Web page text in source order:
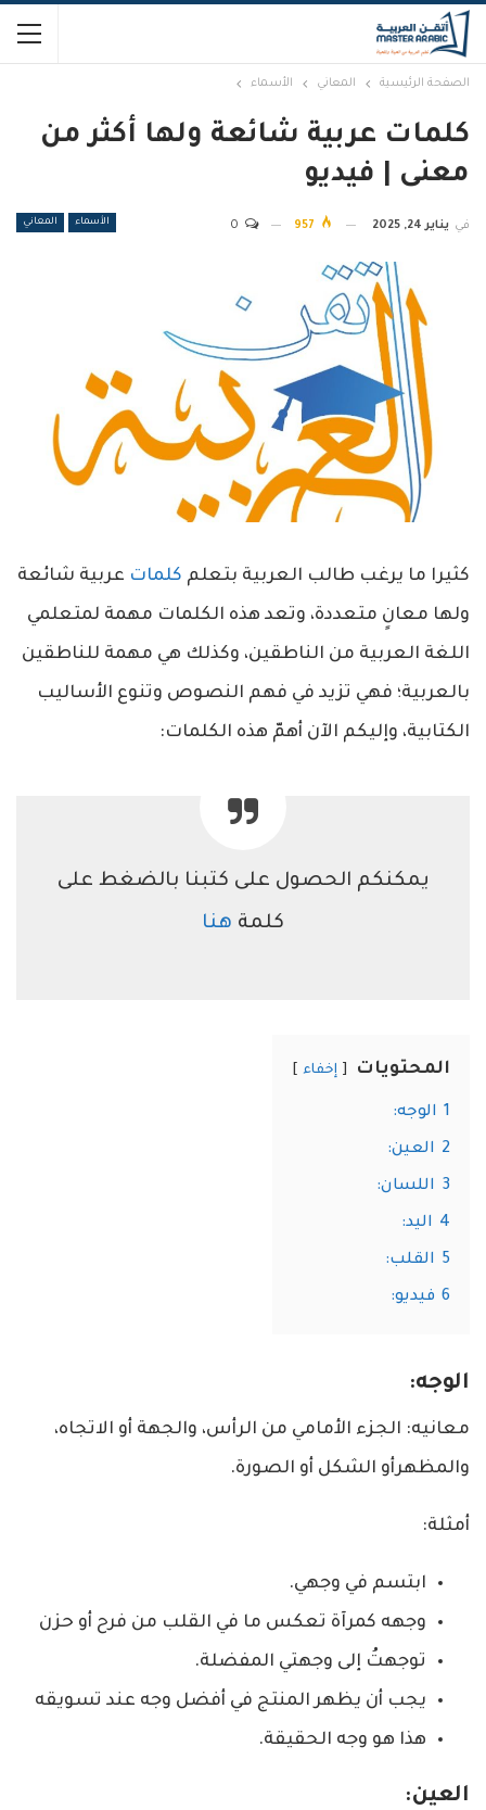
الصفحة الرئيسية المعاني الأسماء
كلمات عربية شائعة ولها أكثر من
معنى | فيديو
الأسماء المعاني في يناير 24, 2025
كثيرا ما يرغب طالب العربية بتعلم كلمات عربية شائعة
ولها معانٍ متعددة، وتعد هذه الكلمات مهمة لمتعلمي
اللغة العربية من الناطقين، وكذلك هي مهمة للناطقين
بالعربية؛ فهي تزيد في فهم النصوص وتنوع الأساليب
الكتابية، وإليكم الآن أهمّ هذه الكلمات:
يمكنكم الحصول على كتبنا بالضغط على
كلمة هنا
المحتويات إخفاء
1 الوجه:
2 العين:
3 اللسان:
4 اليد:
5 القلب:
6 فيديو:
الوجه:
معانيه: الجزء الأمامي من الرأس، والجهة أو الاتجاه،
والمظهرأو الشكل أو الصورة.
أمثلة:
ابتسم في وجهي.
وجهه كمرآة تعكس ما في القلب من فرح أو حزن
توجهتُ إلى وجهتي المفضلة.
يجب أن يظهر المنتج في أفضل وجه عند تسويقه
هذا هو وجه الحقيقة.
العين: